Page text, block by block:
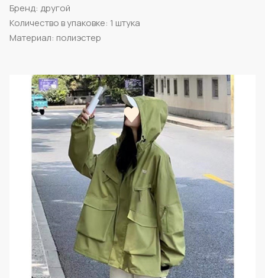
Бренд: другой
Количество в упаковке: 1 штука
Материал: полиэстер